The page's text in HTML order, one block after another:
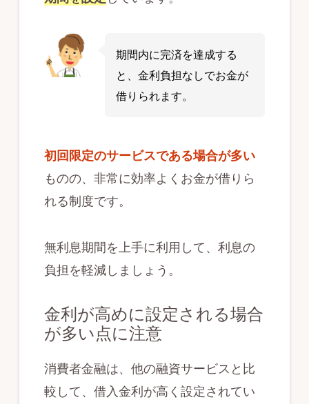
期間内に完済を達成する
と、金利負担なしでお金が
借りられます。
初回限定のサービスである場合が多い
ものの、非常に効率よくお金が借りら
れる制度です。
無利息期間を上手に利用して、利息の
負担を軽減しましょう。
金利が高めに設定される場合
が多い点に注意
消費者金融は、他の融資サービスと比
較して、借入金利が高く設定されてい